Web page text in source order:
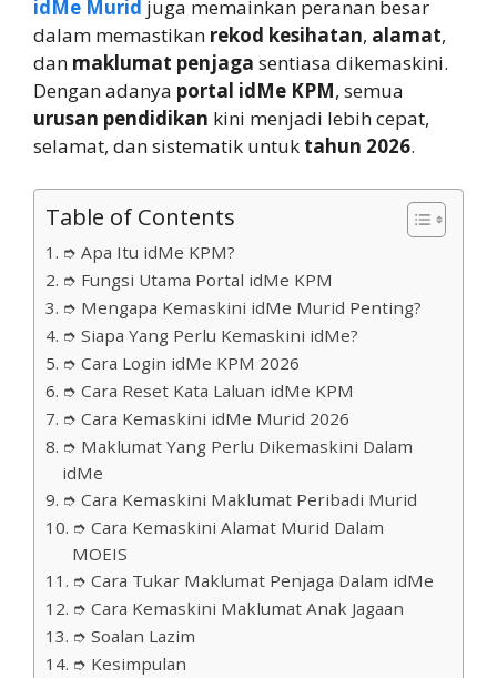
idMe Murid juga memainkan peranan besar
dalam memastikan rekod kesihatan, alamat,
dan maklumat penjaga sentiasa dikemaskini.
Dengan adanya portal idMe KPM, semua
urusan pendidikan kini menjadi lebih cepat,
selamat, dan sistematik untuk tahun 2026.
Table of Contents
➮ Apa Itu idMe KPM?
➮ Fungsi Utama Portal idMe KPM
➮ Mengapa Kemaskini idMe Murid Penting?
➮ Siapa Yang Perlu Kemaskini idMe?
➮ Cara Login idMe KPM 2026
➮ Cara Reset Kata Laluan idMe KPM
➮ Cara Kemaskini idMe Murid 2026
➮ Maklumat Yang Perlu Dikemaskini Dalam
idMe
➮ Cara Kemaskini Maklumat Peribadi Murid
➮ Cara Kemaskini Alamat Murid Dalam
MOEIS
➮ Cara Tukar Maklumat Penjaga Dalam idMe
➮ Cara Kemaskini Maklumat Anak Jagaan
➮ Soalan Lazim
➮ Kesimpulan